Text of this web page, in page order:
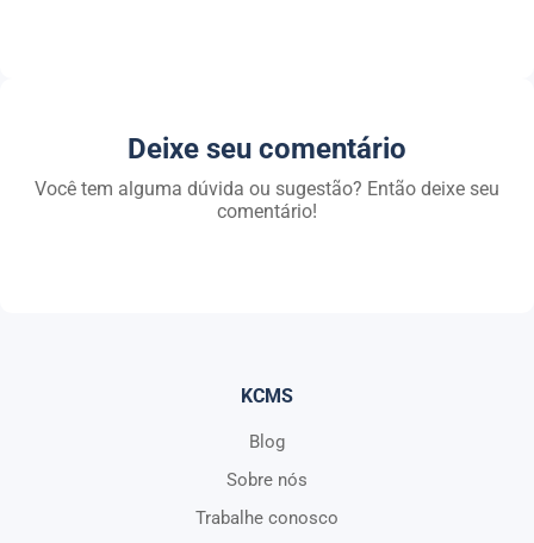
Deixe seu comentário
Você tem alguma dúvida ou sugestão? Então deixe seu
comentário!
KCMS
Blog
Sobre nós
Trabalhe conosco